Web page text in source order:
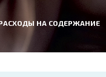
НА СОДЕРЖАНИЕ